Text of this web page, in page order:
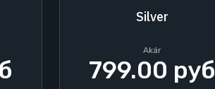
Silver
Akár
799.00 руб